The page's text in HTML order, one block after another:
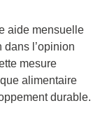
aide mensuelle
l’opinion
mesure
alimentaire
durable.